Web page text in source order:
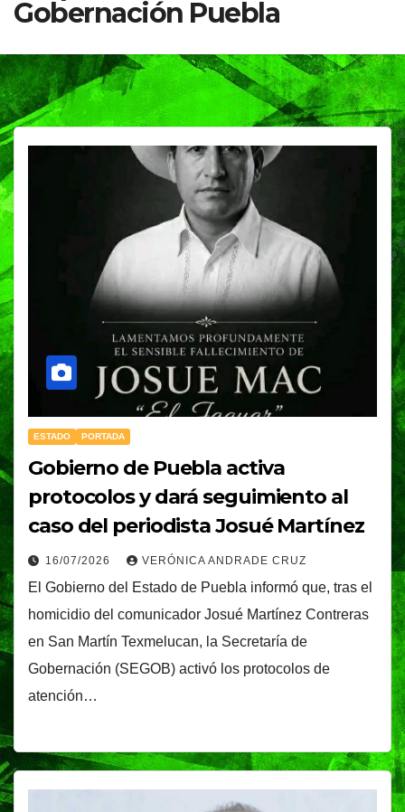
Gobernación Puebla
ESTADO PORTADA
Gobierno de Puebla activa
protocolos y dará seguimiento al
caso del periodista Josué Martínez
16/07/2026 VERÓNICA ANDRADE CRUZ
El Gobierno del Estado de Puebla informó que, tras el
homicidio del comunicador Josué Martínez Contreras
en San Martín Texmelucan, la Secretaría de
Gobernación (SEGOB) activó los protocolos de
atención…